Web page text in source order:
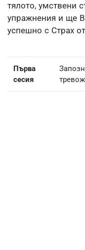
тялото, умствени
упражнения и ще
успешно с Страх
Първа
сесия